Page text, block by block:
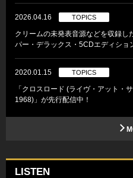
2026.04.16 TOPICS
クリームの未発表音源などを収録し
パー・デラックス・5CDエディショ
2020.01.15 TOPICS
「クロスロード (ライヴ・アット・
1968)」が先行配信中！
LISTEN